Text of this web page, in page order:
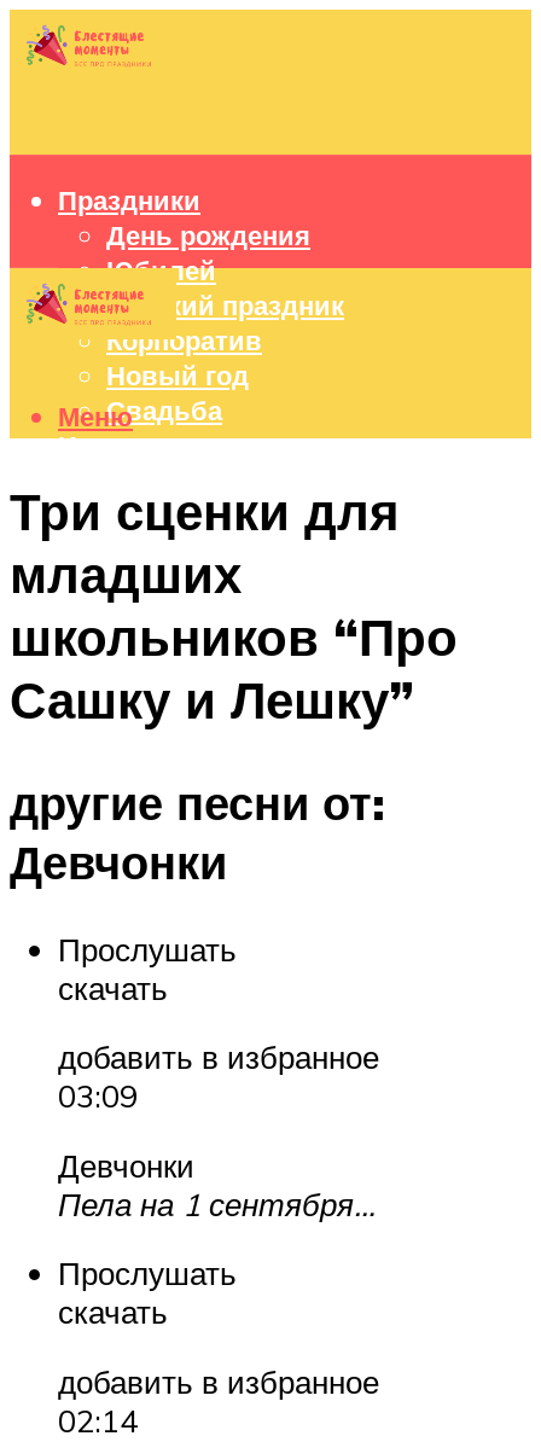
Праздники
День рождения
Юбилей
Детский праздник
Корпоратив
Новый год
Свадьба
Идеи подарков
Праздничный стол
Меню
Меню
Три сценки для
младших
школьников “Про
Сашку и Лешку”
другие песни от:
Девчонки
Прослушать
скачать
добавить в избранное
03:09
Девчонки
Пела на 1 сентября…
Прослушать
скачать
добавить в избранное
02:14